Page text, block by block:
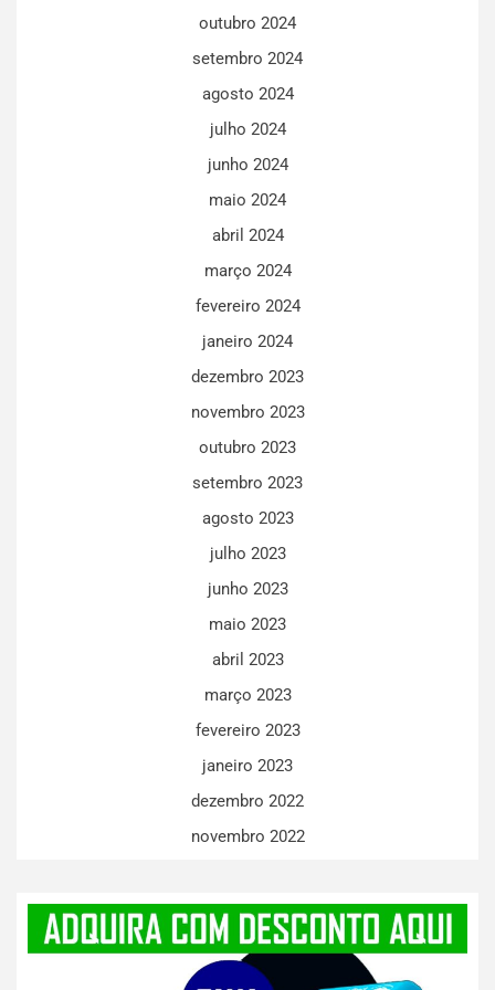
outubro 2024
setembro 2024
agosto 2024
julho 2024
junho 2024
maio 2024
abril 2024
março 2024
fevereiro 2024
janeiro 2024
dezembro 2023
novembro 2023
outubro 2023
setembro 2023
agosto 2023
julho 2023
junho 2023
maio 2023
abril 2023
março 2023
fevereiro 2023
janeiro 2023
dezembro 2022
novembro 2022